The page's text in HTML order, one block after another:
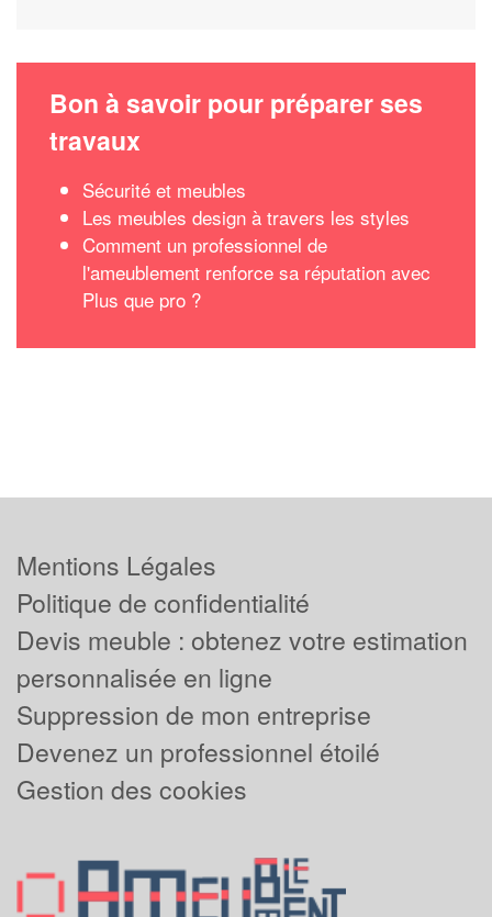
Bon à savoir pour préparer ses
travaux
Sécurité et meubles
Les meubles design à travers les styles
Comment un professionnel de
l'ameublement renforce sa réputation avec
Plus que pro ?
Mentions Légales
Politique de confidentialité
Devis meuble : obtenez votre estimation
personnalisée en ligne
Suppression de mon entreprise
Devenez un professionnel étoilé
Gestion des cookies